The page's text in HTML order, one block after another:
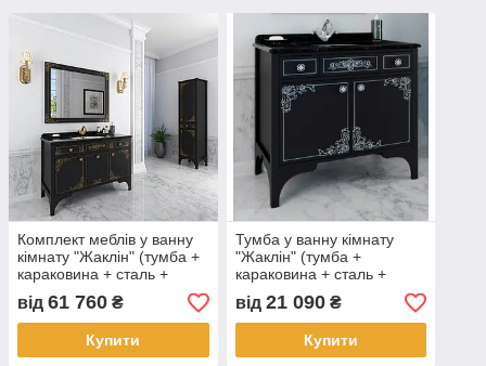
Комплект меблів у ванну
кімнату "Жаклін" (тумба +
караковина + сталь +
дзеркало + пенал)
від 61 760 ₴
Купити
Тумба у ванну кімнату
"Жаклін" (тумба +
караковина + сталь +
дзеркало + пенал)
від 21 090₴
Купити